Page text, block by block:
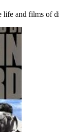
life and films of